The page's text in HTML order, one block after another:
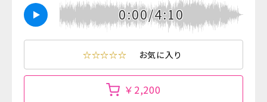
0:00/4:10
☆☆☆☆☆ お気に入り
￥2,200